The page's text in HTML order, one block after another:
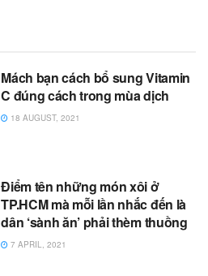
Mách bạn cách bổ sung Vitamin
C đúng cách trong mùa dịch
18 AUGUST, 2021
Điểm tên những món xôi ở
TP.HCM mà mỗi lần nhắc đến là
dân ‘sành ăn’ phải thèm thuồng
7 APRIL, 2021